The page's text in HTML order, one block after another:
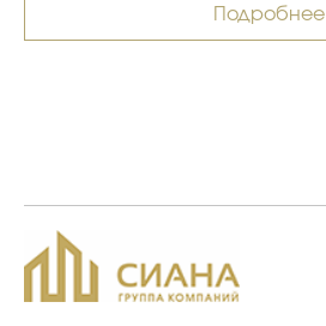
Подробнее